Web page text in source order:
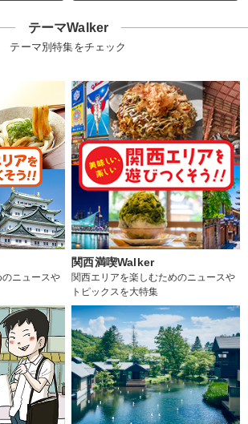
テーマWalker
テーマ別特集をチェック
ニュースや
関西満喫Walker
関西エリアを楽しむためのニュースや
トピックスを大特集